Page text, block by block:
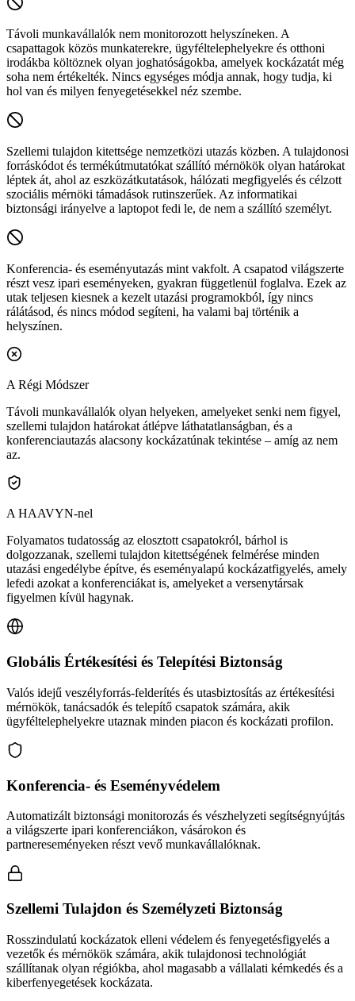
Távoli munkavállalók nem monitorozott helyszíneken. A
csapattagok közös munkaterekre, ügyféltelephelyekre és otthoni
irodákba költöznek olyan joghatóságokba, amelyek kockázatát még
soha nem értékelték. Nincs egységes módja annak, hogy tudja, ki
hol van és milyen fenyegetésekkel néz szembe.
Szellemi tulajdon kitettsége nemzetközi utazás közben. A tulajdonosi
forráskódot és termékútmutatókat szállító mérnökök olyan határokat
léptek át, ahol az eszközátkutatások, hálózati megfigyelés és célzott
szociális mérnöki támadások rutinszerűek. Az informatikai
biztonsági irányelve a laptopot fedi le, de nem a szállító személyt.
Konferencia- és eseményutazás mint vakfolt. A csapatod világszerte
részt vesz ipari eseményeken, gyakran függetlenül foglalva. Ezek az
utak teljesen kiesnek a kezelt utazási programokból, így nincs
rálátásod, és nincs módod segíteni, ha valami baj történik a
helyszínen.
A Régi Módszer
Távoli munkavállalók olyan helyeken, amelyeket senki nem figyel,
szellemi tulajdon határokat átlépve láthatatlanságban, és a
konferenciautazás alacsony kockázatúnak tekintése – amíg az nem
az.
A HAAVYN-nel
Folyamatos tudatosság az elosztott csapatokról, bárhol is
dolgozzanak, szellemi tulajdon kitettségének felmérése minden
utazási engedélybe építve, és eseményalapú kockázatfigyelés, amely
lefedi azokat a konferenciákat is, amelyeket a versenytársak
figyelmen kívül hagynak.
Globális Értékesítési és Telepítési Biztonság
Valós idejű veszélyforrás-felderítés és utasbiztosítás az értékesítési
mérnökök, tanácsadók és telepítő csapatok számára, akik
ügyféltelephelyekre utaznak minden piacon és kockázati profilon.
Konferencia- és Eseményvédelem
Automatizált biztonsági monitorozás és vészhelyzeti segítségnyújtás
a világszerte ipari konferenciákon, vásárokon és
partnereseményeken részt vevő munkavállalóknak.
Szellemi Tulajdon és Személyzeti Biztonság
Rosszindulatú kockázatok elleni védelem és fenyegetésfigyelés a
vezetők és mérnökök számára, akik tulajdonosi technológiát
szállítanak olyan régiókba, ahol magasabb a vállalati kémkedés és a
kiberfenyegetések kockázata.